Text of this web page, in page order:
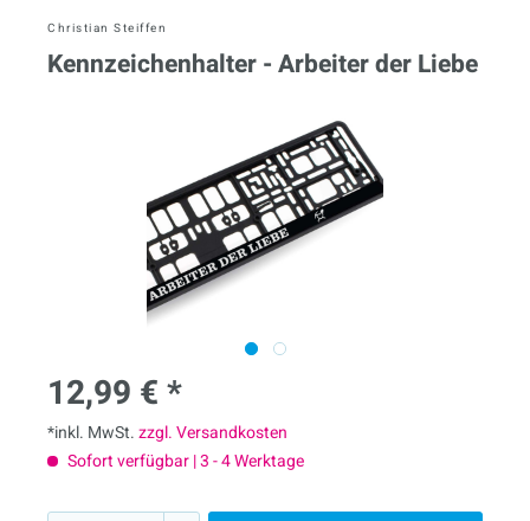
Christian Steiffen
Kennzeichenhalter - Arbeiter der Liebe
12,99 € *
*inkl. MwSt.zzgl. Versandkosten
Sofort verfügbar | 3 - 4 Werktage